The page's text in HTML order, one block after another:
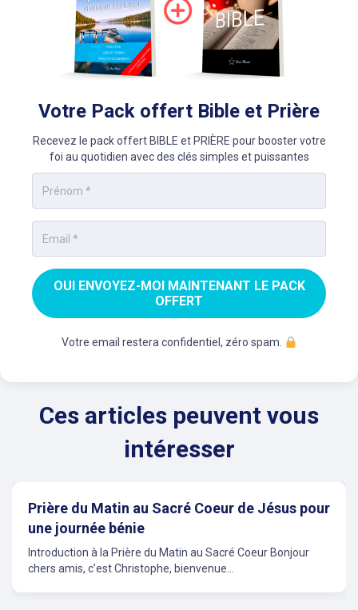
Votre Pack offert Bible et Prière
Recevez le pack offert BIBLE et PRIÈRE pour booster votre
foi au quotidien avec des clés simples et puissantes
OUI ENVOYEZ-MOI MAINTENANT LE PACK
OFFERT
Votre email restera confidentiel, zéro spam.
Ces articles peuvent vous
intéresser
Prière du Matin au Sacré Coeur de Jésus pour
une journée bénie
Introduction à la Prière du Matin au Sacré Coeur Bonjour
chers amis, c’est Christophe, bienvenue...